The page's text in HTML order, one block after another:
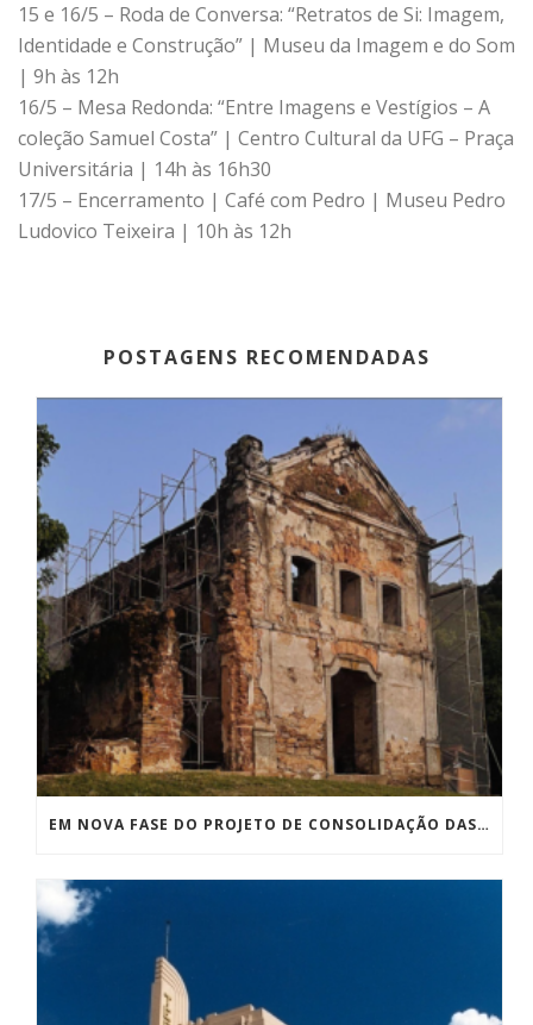
15 e 16/5 – Roda de Conversa: “Retratos de Si: Imagem,
Identidade e Construção” | Museu da Imagem e do Som
| 9h às 12h
16/5 – Mesa Redonda: “Entre Imagens e Vestígios – A
coleção Samuel Costa” | Centro Cultural da UFG – Praça
Universitária | 14h às 16h30
17/5 – Encerramento | Café com Pedro | Museu Pedro
Ludovico Teixeira | 10h às 12h
POSTAGENS RECOMENDADAS
EM NOVA FASE DO PROJETO DE CONSOLIDAÇÃO DAS RUÍNAS DE MACACU, MONUMENTO GANHARÁ UM MIRANTE